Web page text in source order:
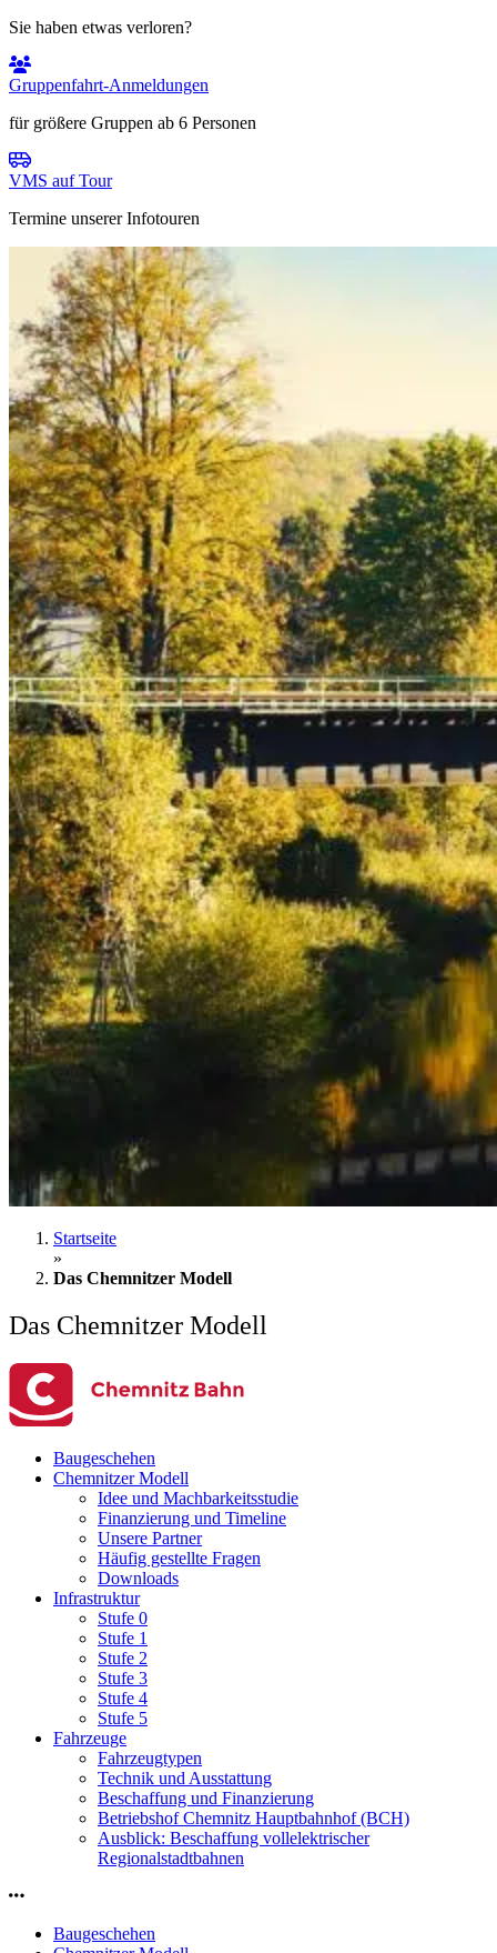
Sie haben etwas verloren?
Gruppenfahrt-Anmeldungen
für größere Gruppen ab 6 Personen
VMS auf Tour
Termine unserer Infotouren
Startseite
»
Das Chemnitzer Modell
Das Chemnitzer Modell
Baugeschehen
Chemnitzer Modell
Idee und Machbarkeitsstudie
Finanzierung und Timeline
Unsere Partner
Häufig gestellte Fragen
Downloads
Infrastruktur
Stufe 0
Stufe 1
Stufe 2
Stufe 3
Stufe 4
Stufe 5
Fahrzeuge
Fahrzeugtypen
Technik und Ausstattung
Beschaffung und Finanzierung
Betriebshof Chemnitz Hauptbahnhof (BCH)
Ausblick: Beschaffung vollelektrischer
Regionalstadtbahnen
Baugeschehen